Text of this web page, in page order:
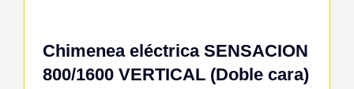
Chimenea eléctrica SENSACION
800/1600 VERTICAL (Doble cara)